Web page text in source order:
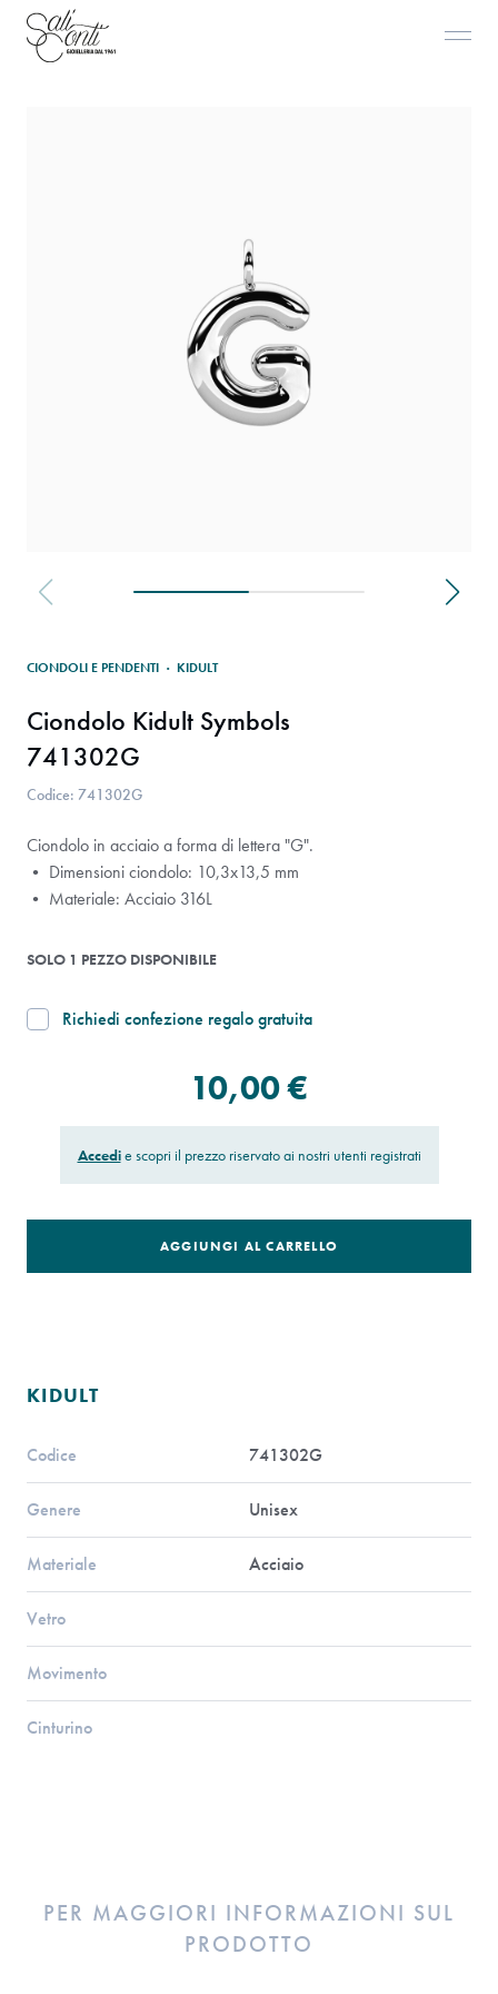
CIONDOLI E PENDENTI · KIDULT
Ciondolo Kidult Symbols
741302G
Codice: 741302G
Ciondolo in acciaio a forma di lettera "G".
• Dimensioni ciondolo: 10,3x13,5 mm
• Materiale: Acciaio 316L
SOLO 1 PEZZO DISPONIBILE
Richiedi confezione regalo gratuita
10,00 €
Accedie scopri il prezzo riservato ai nostri utenti registrati
AGGIUNGI AL CARRELLO
KIDULT
Codice 741302G
Genere Unisex
Materiale Acciaio
Vetro
Movimento
Cinturino
PER MAGGIORI INFORMAZIONI SUL
PRODOTTO